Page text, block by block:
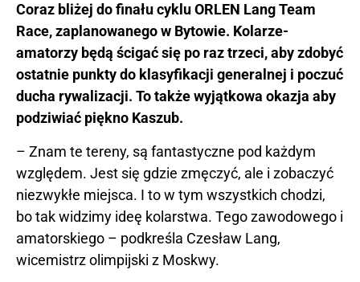
Coraz bliżej do finału cyklu ORLEN Lang Team
Race, zaplanowanego w Bytowie. Kolarze-
amatorzy będą ścigać się po raz trzeci, aby zdobyć
ostatnie punkty do klasyfikacji generalnej i poczuć
ducha rywalizacji. To także wyjątkowa okazja aby
podziwiać piękno Kaszub.
– Znam te tereny, są fantastyczne pod każdym
względem. Jest się gdzie zmęczyć, ale i zobaczyć
niezwykłe miejsca. I to w tym wszystkich chodzi,
bo tak widzimy ideę kolarstwa. Tego zawodowego i
amatorskiego – podkreśla Czesław Lang,
wicemistrz olimpijski z Moskwy.